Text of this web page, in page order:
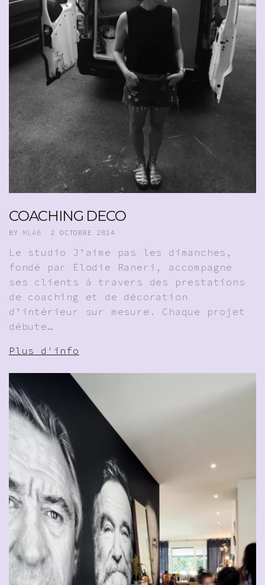
COACHING DECO
BY MLAB 2 OCTOBRE 2014
Le studio J’aime pas les dimanches,
fondé par Élodie Raneri, accompagne
ses clients à travers des prestations
de coaching et de décoration
d’intérieur sur mesure. Chaque projet
débute…
Plus d'info